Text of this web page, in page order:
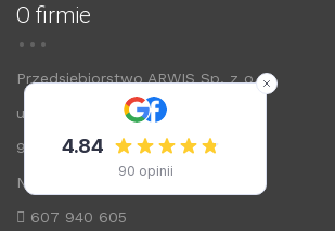
O firmie
Przedsiębiorstwo ARWIS Sp. z o.o.
ul. Łódzka 72
99-200 Poddębice
NIP: 8280004054
607 940 605